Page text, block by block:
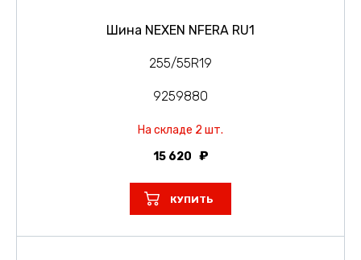
Шина NEXEN NFERA RU1
255/55R19
9259880
На складе 2 шт.
15 620
КУПИТЬ